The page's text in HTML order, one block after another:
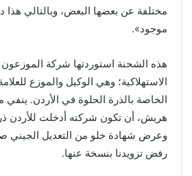
مختلفة عن بعضها البعض، وبالتالي هذا
موجود».
هذه الشحنة استوردتها شركة
الخاصة بالذرة الحلوة في الأردن. ينفي
هريش، أن تكون شركته أدخلت للأردن
وعرض شهادة خلو من التعديل الجيني
رفض تزويدنا بنسخة عنها.